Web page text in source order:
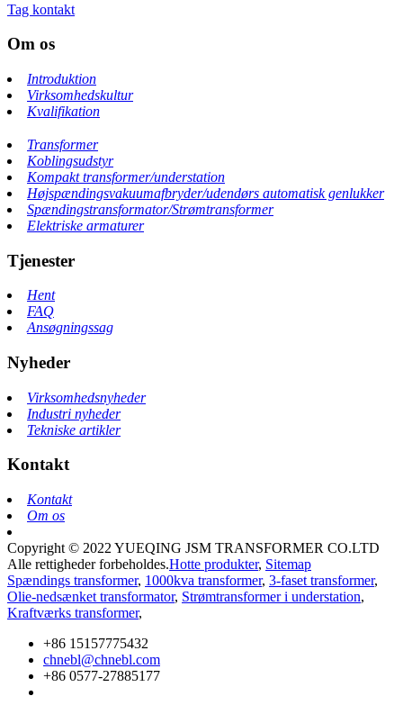
Tag kontakt
Om os
Introduktion
Virksomhedskultur
Kvalifikation
Transformer
Koblingsudstyr
Kompakt transformer/understation
Højspændingsvakuumafbryder/udendørs automatisk genlukker
Spændingstransformator/Strømtransformer
Elektriske armaturer
Tjenester
Hent
FAQ
Ansøgningssag
Nyheder
Virksomhedsnyheder
Industri nyheder
Tekniske artikler
Kontakt
Kontakt
Om os
Copyright © 2022 YUEQING JSM TRANSFORMER CO.LTD
Alle rettigheder forbeholdes.Hotte produkter, Sitemap
Spændings transformer, 1000kva transformer, 3-faset transformer,
Olie-nedsænket transformator, Strømtransformer i understation,
Kraftværks transformer,
+86 15157775432
chnebl@chnebl.com
+86 0577-27885177